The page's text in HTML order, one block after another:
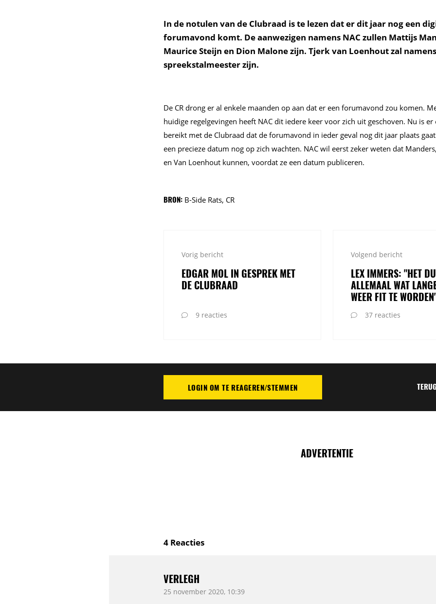
In de notulen van de Clubraad is te lezen dat er dit jaar nog een
forumavond komt. De aanwezigen namens NAC zullen Mattijs
Maurice Steijn en Dion Malone zijn. Tjerk van Loenhout zal namens
spreekstalmeester zijn.
De CR drong er al enkele maanden op aan dat er een forumavond zou komen.
huidige regelgevingen heeft NAC dit iedere keer voor zich uit geschoven. Nu is
bereikt met de Clubraad dat de forumavond in ieder geval nog dit jaar plaats
een precieze datum nog op zich wachten. NAC wil eerst zeker weten dat
en Van Loenhout kunnen, voordat ze een datum publiceren.
BRON: B-Side Rats, CR
Vorig bericht
EDGAR MOL IN GESPREK MET
DE CLUBRAAD
9 reacties
Volgend bericht
LEX IMMERS: "HET
ALLEMAAL WAT
WEER FIT TE
37 reacties
PLAATS REACTIE
LOGIN OM TE REAGEREN/STEMMEN
ADVERTENTIE
4 Reacties
VERLEGH
25 november 2020, 10:39